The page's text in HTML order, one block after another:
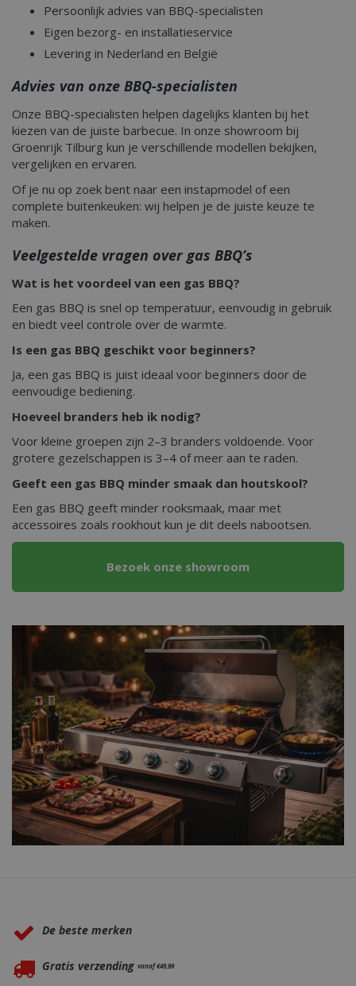
Persoonlijk advies van BBQ-specialisten
Eigen bezorg- en installatieservice
Levering in Nederland en België
Advies van onze BBQ-specialisten
Onze BBQ-specialisten helpen dagelijks klanten bij het
kiezen van de juiste barbecue. In onze showroom bij
Groenrijk Tilburg kun je verschillende modellen bekijken,
vergelijken en ervaren.
Of je nu op zoek bent naar een instapmodel of een
complete buitenkeuken: wij helpen je de juiste keuze te
maken.
Veelgestelde vragen over gas BBQ’s
Wat is het voordeel van een gas BBQ?
Een gas BBQ is snel op temperatuur, eenvoudig in gebruik
en biedt veel controle over de warmte.
Is een gas BBQ geschikt voor beginners?
Ja, een gas BBQ is juist ideaal voor beginners door de
eenvoudige bediening.
Hoeveel branders heb ik nodig?
Voor kleine groepen zijn 2–3 branders voldoende. Voor
grotere gezelschappen is 3–4 of meer aan te raden.
Geeft een gas BBQ minder smaak dan houtskool?
Een gas BBQ geeft minder rooksmaak, maar met
accessoires zoals rookhout kun je dit deels nabootsen.
Bezoek onze showroom
De beste merken
Gratis verzending vanaf €49,99